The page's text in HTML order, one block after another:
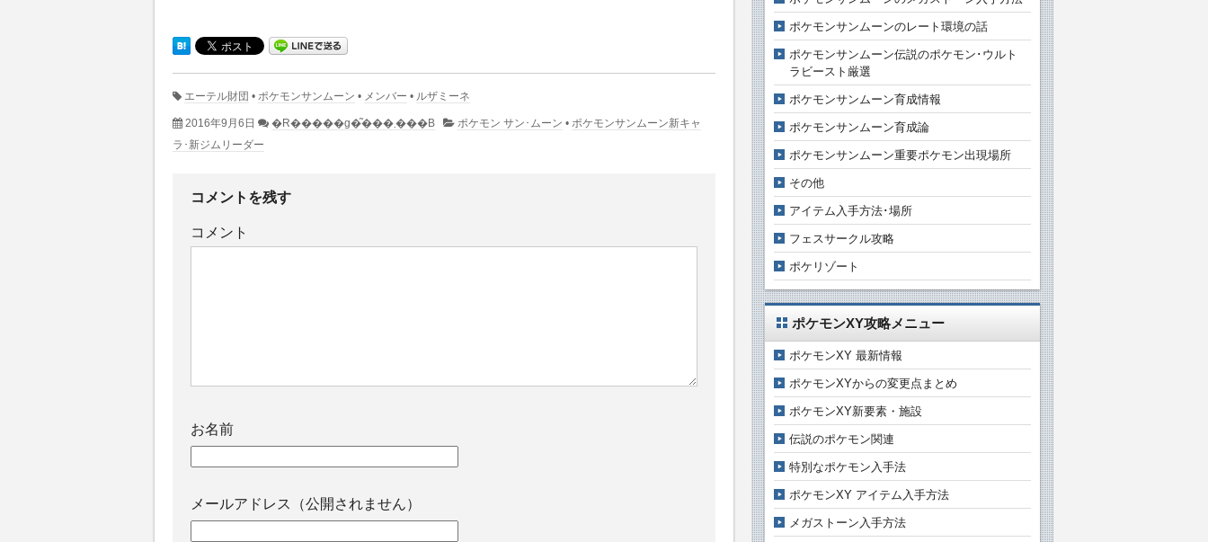
エーテル財団 • ポケモンサンムーン • メンバー • ルザミーネ
2016年9月6日 �R�����g�͂���܂���B ポケモン サン･ムーン • ポケモンサンムーン新キャ
ラ･新ジムリーダー
コメントを残す
コメント
お名前
メールアドレス（公開されません）
ポケモンサンムーンのレート環境の話
ポケモンサンムーン伝説のポケモン･ウルト
ラビースト厳選
ポケモンサンムーン育成情報
ポケモンサンムーン育成論
ポケモンサンムーン重要ポケモン出現場所
その他
アイテム入手方法･場所
フェスサークル攻略
ポケリゾート
ポケモンXY攻略メニュー
ポケモンXY 最新情報
ポケモンXYからの変更点まとめ
ポケモンXY新要素・施設
伝説のポケモン関連
特別なポケモン入手法
ポケモンXY アイテム入手方法
メガストーン入手方法